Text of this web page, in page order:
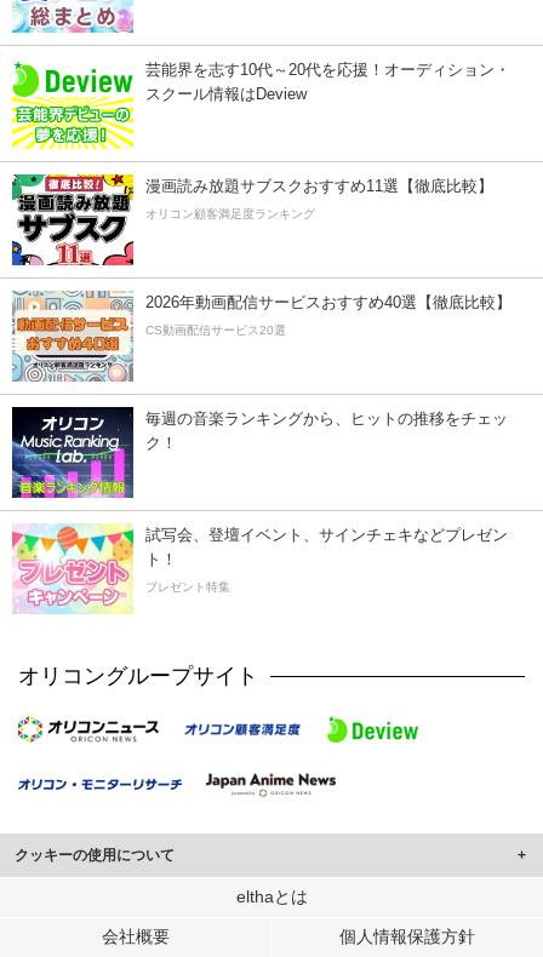
芸能界を志す10代～20代を応援！オーディション・
スクール情報はDeview
漫画読み放題サブスクおすすめ11選【徹底比較】
オリコン顧客満足度ランキング
2026年動画配信サービスおすすめ40選【徹底比較】
CS動画配信サービス20選
毎週の音楽ランキングから、ヒットの推移をチェッ
ク！
試写会、登壇イベント、サインチェキなどプレゼン
ト！
プレゼント特集
オリコングループサイト
クッキーの使用について
このサイトでは Cookie を使用して、ユーザーに合わせたコンテンツや広告の
行っています。
elthaとは
会社概要 個人情報保護方針